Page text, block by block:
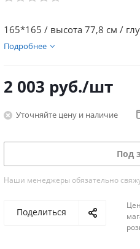
165*165 / высота 77,8 см /
Подробнее
2 003 руб./шт
Уточняйте цену и наличие
Под
Наши менеджеры обязательно
Поделиться